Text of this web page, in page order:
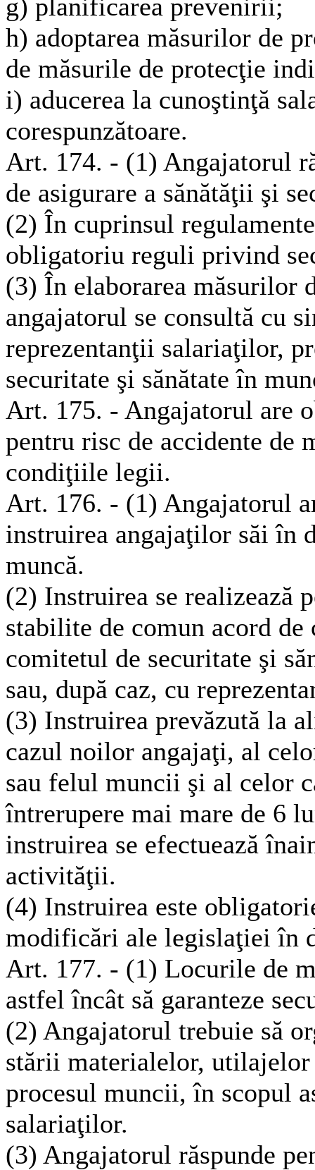
g) planificarea prevenirii;
h) adoptarea măsurilor de
de măsurile de protecţie
i) aducerea la cunoştinţă
corespunzătoare.
Art. 174. - (1) Angajatorul
de asigurare a sănătăţii şi
(2) În cuprinsul
obligatoriu reguli privind
(3) În elaborarea măsurilor
angajatorul se consultă cu
reprezentanţii salariaţilor,
securitate şi sănătate în
Art. 175. - Angajatorul are
pentru risc de accidente de
condiţiile legii.
Art. 176. - (1) Angajatorul
instruirea angajaţilor săi în
muncă.
(2) Instruirea se realizează
stabilite de comun acord
comitetul de securitate şi
sau, după caz, cu
(3) Instruirea prevăzută la
cazul noilor angajaţi, al
sau felul muncii şi al celor
întrerupere mai mare de 6
instruirea se efectuează
activităţii.
(4) Instruirea este
modificări ale legislaţiei în
Art. 177. - (1) Locurile de
astfel încât să garanteze
(2) Angajatorul trebuie să
stării materialelor,
procesul muncii, în scopul
salariaţilor.
(3) Angajatorul răspunde